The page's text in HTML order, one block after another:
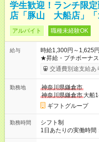
学生歓迎！ランチ限
店「豚山 大船店」「
アルバイト 職種未経験OK
給与
時給1,300円～1,625円
★昇給・プチボーナス有 ★前
用期間なし
交通費別途支給あ
勤務地
神奈川県鎌倉市
神奈川県鎌倉市 大船
ギフトグループ
勤務時間
シフト制
1日あたりの実働時
（実働4時間） ★週2日～勤務OK！ ★土日のみ・平日のみも